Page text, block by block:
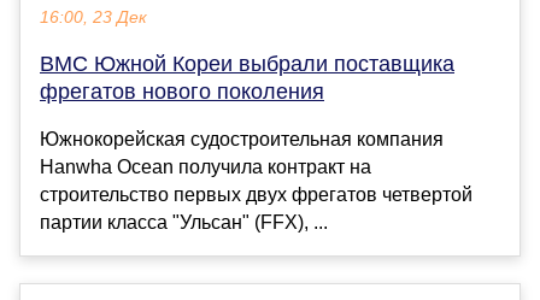
16:00, 23 Дек
ВМС Южной Кореи выбрали поставщика
фрегатов нового поколения
Южнокорейская судостроительная компания
Hanwha Ocean получила контракт на
строительство первых двух фрегатов четвертой
партии класса "Ульсан" (FFX), ...